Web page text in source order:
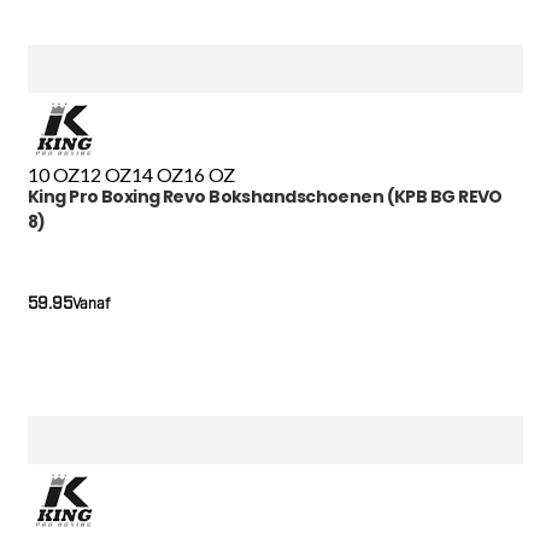
10 OZ12 OZ14 OZ16 OZ
King Pro Boxing Revo Bokshandschoenen (KPB BG REVO
8)
Vanaf
59.95